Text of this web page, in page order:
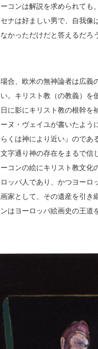
コンは解説を求められても
ナは好ましい男で、自我像
かっただけだと答えるだろう
合、欧米の無神論者は広義
。キリスト教（の教義）を
に影にキリスト教の根幹を
ヌ・ヴェイユが書いたよう
くは神により近い』のであ
字通り神の存在をまるで信
コンの絵にキリスト教文化
ッパ人であり、かつヨーロ
家として、その遺産を引き
はヨーロッパ絵画史の王道